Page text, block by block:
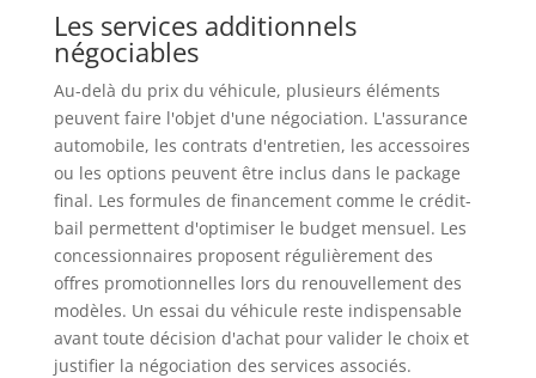
Les services additionnels
négociables
Au-delà du prix du véhicule, plusieurs éléments
peuvent faire l'objet d'une négociation. L'assurance
automobile, les contrats d'entretien, les accessoires
ou les options peuvent être inclus dans le package
final. Les formules de financement comme le crédit-
bail permettent d'optimiser le budget mensuel. Les
concessionnaires proposent régulièrement des
offres promotionnelles lors du renouvellement des
modèles. Un essai du véhicule reste indispensable
avant toute décision d'achat pour valider le choix et
justifier la négociation des services associés.